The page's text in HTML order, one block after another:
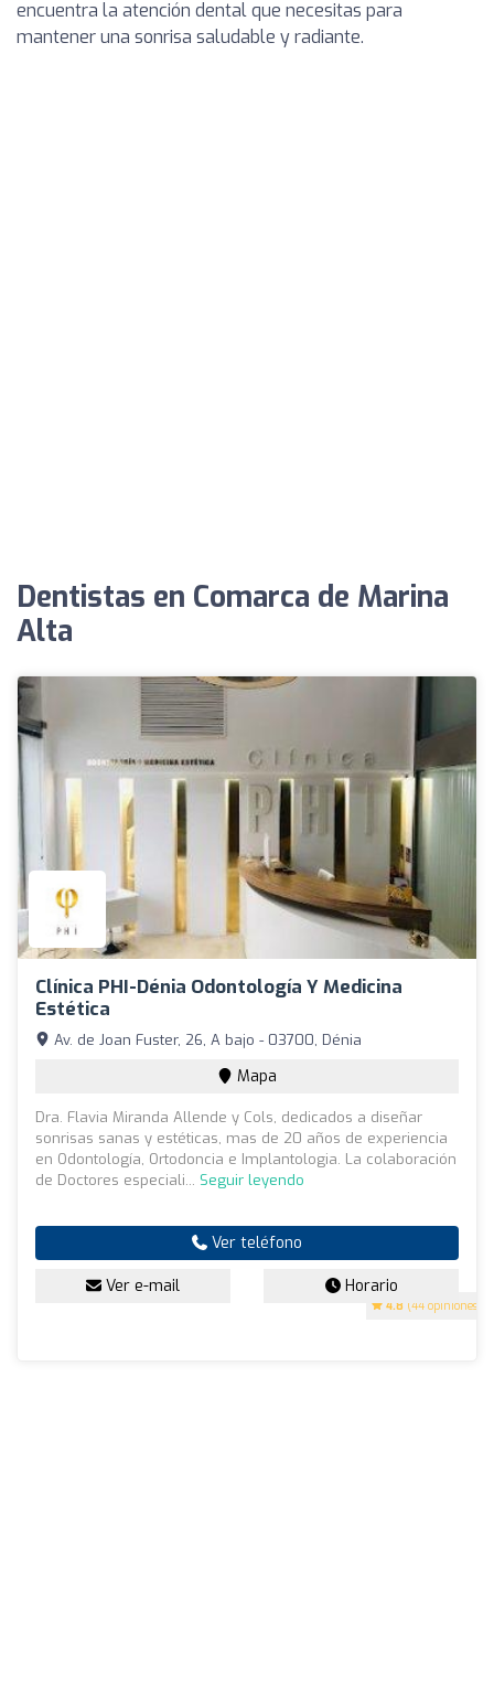
encuentra la atención dental que necesitas para
mantener una sonrisa saludable y radiante.
Dentistas en Comarca de Marina
Alta
Clínica PHI-Dénia Odontología Y Medicina
Estética
4.8 (44 opiniones)
Av. de Joan Fuster, 26, A bajo - 03700, Dénia
Mapa
Dra. Flavia Miranda Allende y Cols, dedicados a diseñar
sonrisas sanas y estéticas, mas de 20 años de experiencia
en Odontología, Ortodoncia e Implantologia. La colaboración
de Doctores especiali... Seguir leyendo
Ver teléfono
Ver e-mail Horario